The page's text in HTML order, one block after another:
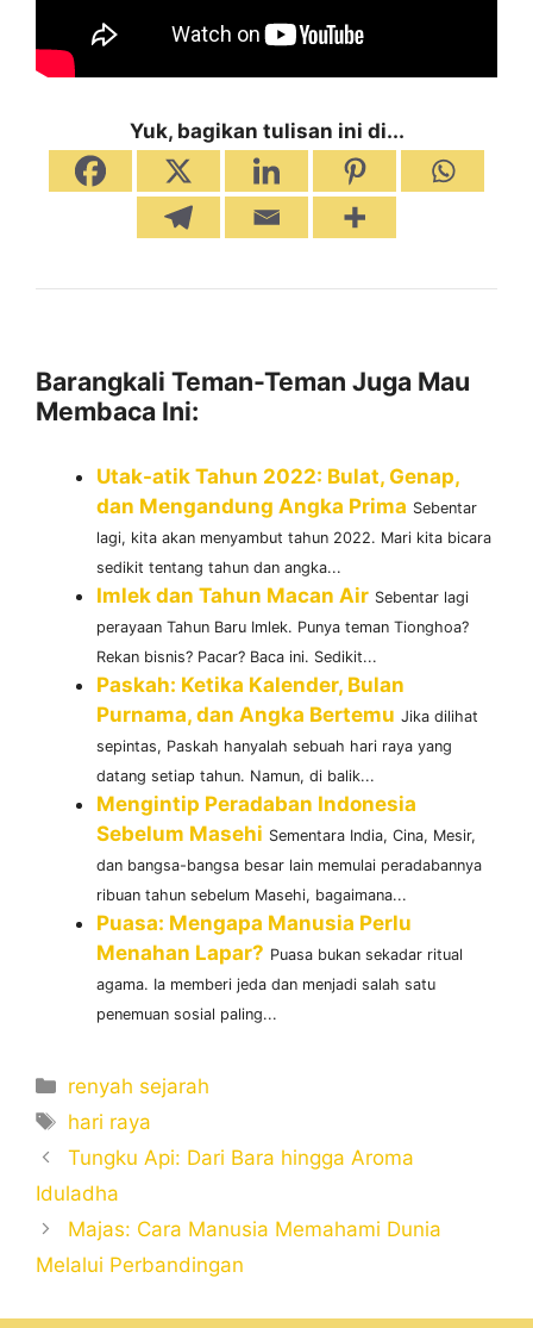
Yuk, bagikan tulisan ini di...
Barangkali Teman-Teman Juga Mau
Membaca Ini:
Utak-atik Tahun 2022: Bulat, Genap,
dan Mengandung Angka Prima Sebentar
lagi, kita akan menyambut tahun 2022. Mari kita bicara
sedikit tentang tahun dan angka...
Imlek dan Tahun Macan Air Sebentar lagi
perayaan Tahun Baru Imlek. Punya teman Tionghoa?
Rekan bisnis? Pacar? Baca ini. Sedikit...
Paskah: Ketika Kalender, Bulan
Purnama, dan Angka Bertemu Jika dilihat
sepintas, Paskah hanyalah sebuah hari raya yang
datang setiap tahun. Namun, di balik...
Mengintip Peradaban Indonesia
Sebelum Masehi Sementara India, Cina, Mesir,
dan bangsa-bangsa besar lain memulai peradabannya
ribuan tahun sebelum Masehi, bagaimana...
Puasa: Mengapa Manusia Perlu
Menahan Lapar? Puasa bukan sekadar ritual
agama. Ia memberi jeda dan menjadi salah satu
penemuan sosial paling...
Categories
renyah sejarah
Tags
hari raya
Tungku Api: Dari Bara hingga Aroma
Iduladha
Majas: Cara Manusia Memahami Dunia
Melalui Perbandingan